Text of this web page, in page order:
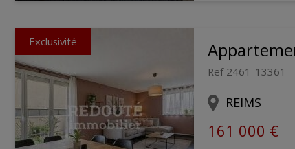
Exclusivité
Ref 2461-13361
REIMS
161 000 €